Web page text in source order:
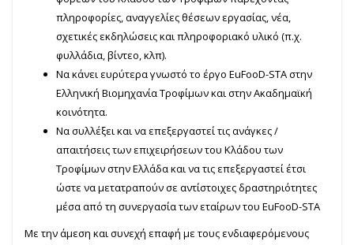
πληροφορίες, αναγγελίες θέσεων εργασίας, νέα,
σχετικές εκδηλώσεις και πληροφοριακό υλικό (π.χ.
φυλλάδια, βίντεο, κλπ).
Να κάνει ευρύτερα γνωστό το έργο EuFooD-STA στην
Ελληνική Βιομηχανία Τροφίμων και στην Ακαδημαϊκή
κοινότητα.
Να συλλέξει και να επεξεργαστεί τις ανάγκες /
απαιτήσεις των επιχειρήσεων του Κλάδου των
Τροφίμων στην Ελλάδα και να τις επεξεργαστεί έτσι
ώστε να μετατραπούν σε αντίστοιχες δραστηριότητες
μέσα από τη συνεργασία των εταίρων του EuFooD-STA
Με την άμεση και συνεχή επαφή με τους ενδιαφερόμενους